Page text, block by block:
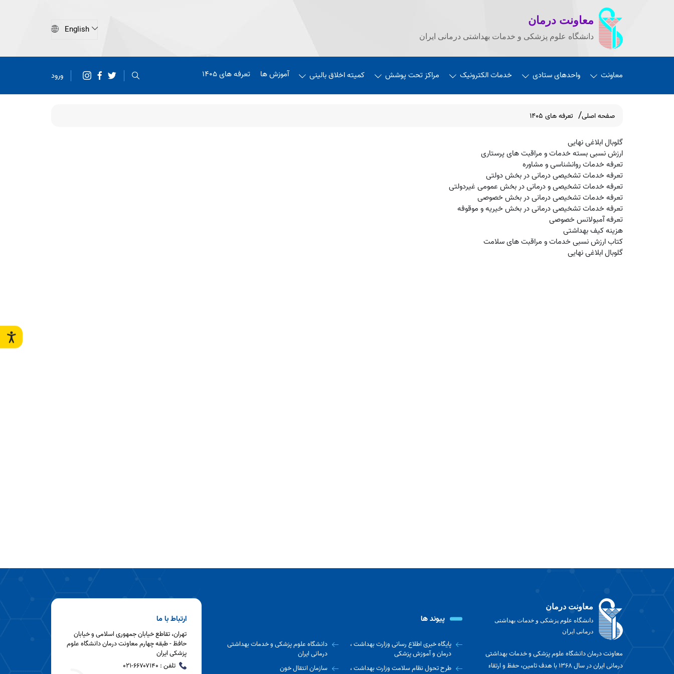
معاونت درمان
دانشگاه علوم پزشکی و خدمات بهداشتی درمانی ایران
معاونت واحدهای ستادی خدمات الکترونیک مراکز تحت پوشش کمیته اخلاق بالینی آموزش ها تعرفه های 1405 ورود
صفحه اصلی تعرفه های 1405
گلوبال ابلاغی نهایی
ارزش نسبی بسته خدمات و مراقبت های پرستاری
تعرفه خدمات روانشناسی و مشاوره
تعرفه خدمات تشخیصی درمانی در بخش دولتی
تعرفه خدمات تشخیصی و درمانی در بخش عمومی غیردولتی
تعرفه خدمات تشخیصی درمانی در بخش خصوصی
تعرفه خدمات تشخیصی درمانی در بخش خیریه و موقوفه
تعرفه آمبولانس خصوصی
هزینه کیف بهداشتی
کتاب ارزش نسبی خدمات و مراقبت های سلامت
گلوبال ابلاغی نهایی
معاونت درمان
دانشگاه علوم پزشکی و خدمات بهداشتی
درمانی ایران
معاونت درمان دانشگاه علوم پزشکی و خدمات بهداشتی
درمانی ایران در سال 1368 با هدف تامین، حفظ و ارتقاء
پیوند ها
پایگاه خبری اطلاع رسانی وزارت بهداشت ،
درمان و آموزش پزشکی
دانشگاه علوم پزشکی و خدمات بهداشتی
درمانی ایران
طرح تحول نظام سلامت وزارت بهداشت ،
سازمان انتقال خون
ارتباط با ما
تهران، تقاطع خیابان جمهوری اسلامی و خیابان
حافظ - طبقه چهارم معاونت درمان دانشگاه علوم
پزشکی ایران
تلفن : ۶۶۷۰۷۱۴۰-۰۲۱